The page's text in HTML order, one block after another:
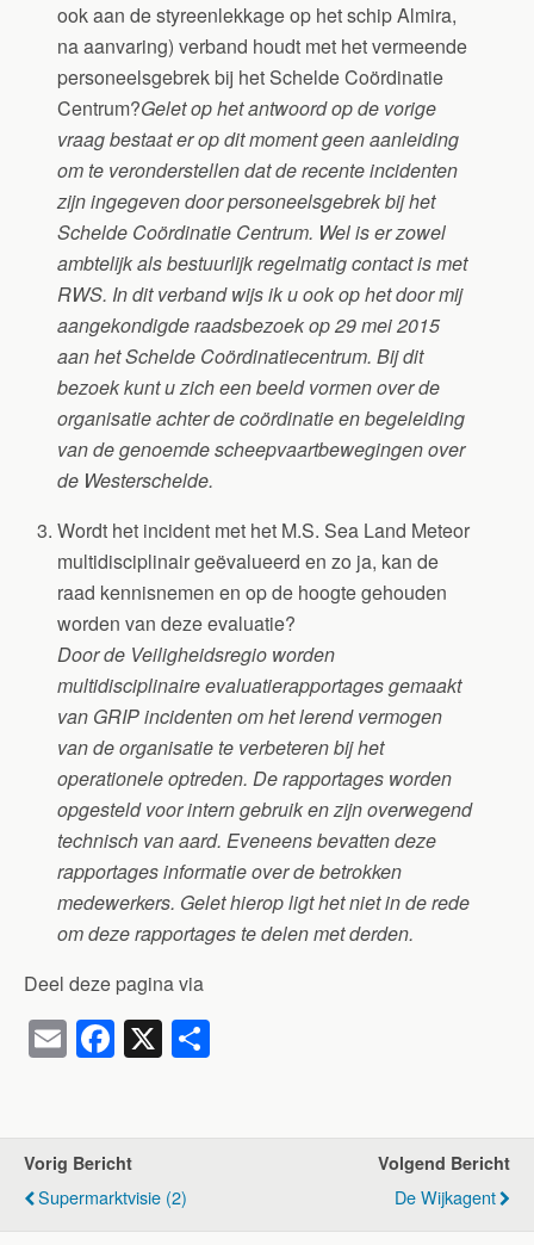
ook aan de styreenlekkage op het schip Almira,
na aanvaring) verband houdt met het vermeende
personeelsgebrek bij het Schelde Coördinatie
Centrum?Gelet op het antwoord op de vorige
vraag bestaat er op dit moment geen aanleiding
om te veronderstellen dat de recente incidenten
zijn ingegeven door personeelsgebrek bij het
Schelde Coördinatie Centrum. Wel is er zowel
ambtelijk als bestuurlijk regelmatig contact is met
RWS. In dit verband wijs ik u ook op het door mij
aangekondigde raadsbezoek op 29 mei 2015
aan het Schelde Coördinatiecentrum. Bij dit
bezoek kunt u zich een beeld vormen over de
organisatie achter de coördinatie en begeleiding
van de genoemde scheepvaartbewegingen over
de Westerschelde.
Wordt het incident met het M.S. Sea Land Meteor
multidisciplinair geëvalueerd en zo ja, kan de
raad kennisnemen en op de hoogte gehouden
worden van deze evaluatie?
Door de Veiligheidsregio worden
multidisciplinaire evaluatierapportages gemaakt
van GRIP incidenten om het lerend vermogen
van de organisatie te verbeteren bij het
operationele optreden. De rapportages worden
opgesteld voor intern gebruik en zijn overwegend
technisch van aard. Eveneens bevatten deze
rapportages informatie over de betrokken
medewerkers. Gelet hierop ligt het niet in de rede
om deze rapportages te delen met derden.
Deel deze pagina via
E
m
F
a
e
b
o
X
n
Vorig Bericht
Supermarktvisie (2)
Volgend Bericht
De Wijkagent